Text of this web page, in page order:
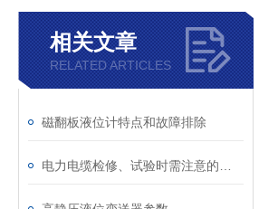
相关文章
RELATED ARTICLES
磁翻板液位计特点和故障排除